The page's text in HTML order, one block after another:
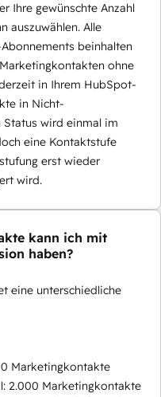
Ihre gewünschte Anzahl
auszuwählen. Alle
beinhalten
ohne
in Ihrem HubSpot-
in Nicht-
Status wird einmal im
eine Kontaktstufe
erst wieder
wird.
kann ich mit
haben?
eine unterschiedliche
Marketingkontakte
2.000 Marketingkontakte